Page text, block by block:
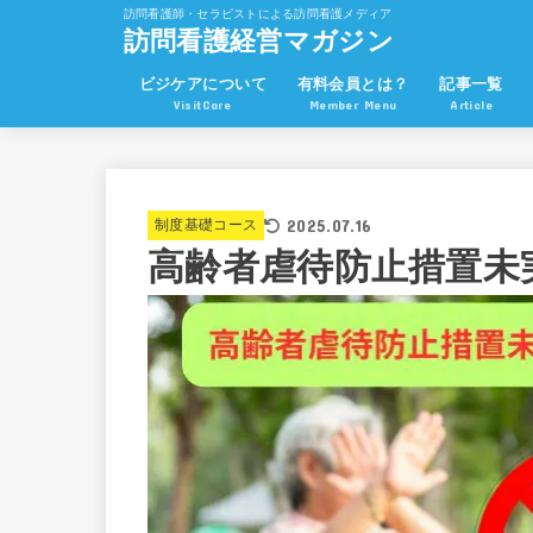
訪問看護師・セラピストによる訪問看護メディア
訪問看護経営マガジン
ビジケアについて
VisitCare
有料会員とは？
Member Menu
記事一覧
Article
制度基礎コース 2025.07.16
高齢者虐待防止措置